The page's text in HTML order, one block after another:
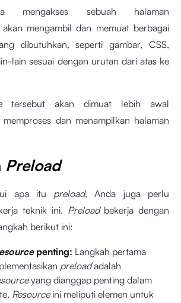
mengakses sebuah halaman
mengambil dan memuat berbagai
dibutuhkan, seperti gambar, CSS,
lain sesuai dengan urutan dari atas ke
tersebut akan dimuat lebih awal
memproses dan menampilkan halaman
Preload
apa itu preload, Anda juga perlu
teknik ini. Preload bekerja dengan
berikut ini:
penting: Langkah pertama
preloadadalah
yang dianggap penting dalam
Resource ini meliputi elemen untuk